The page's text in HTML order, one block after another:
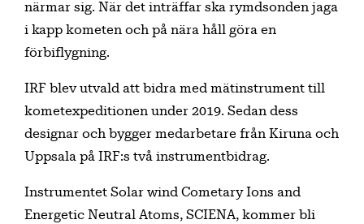
närmar sig. När det inträffar ska rymdsonden jaga
i kapp kometen och på nära håll göra en
förbiflygning.
IRF blev utvald att bidra med mätinstrument till
kometexpeditionen under 2019. Sedan dess
designar och bygger medarbetare från Kiruna och
Uppsala på IRF:s två instrumentbidrag.
Instrumentet Solar wind Cometary Ions and
Energetic Neutral Atoms, SCIENA, kommer bli